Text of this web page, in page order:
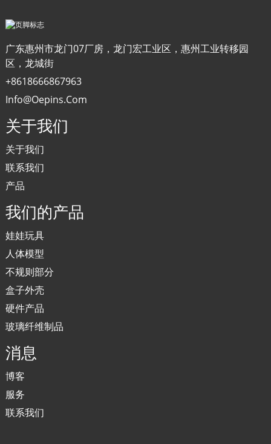
广东惠州市龙门07厂房，龙门宏工业区，惠州工业转移园
区，龙城街
+8618666867963
Info@oepins.com
关于我们
关于我们
联系我们
产品
我们的产品
娃娃玩具
人体模型
不规则部分
盒子外壳
硬件产品
玻璃纤维制品
消息
博客
服务
联系我们